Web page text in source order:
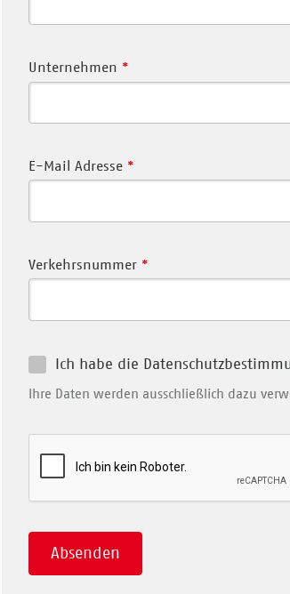
Unternehmen *
E-Mail Adresse *
Verkehrsnummer *
Ich habe die
Ihre Daten werden ausschließlich dazu
Absenden